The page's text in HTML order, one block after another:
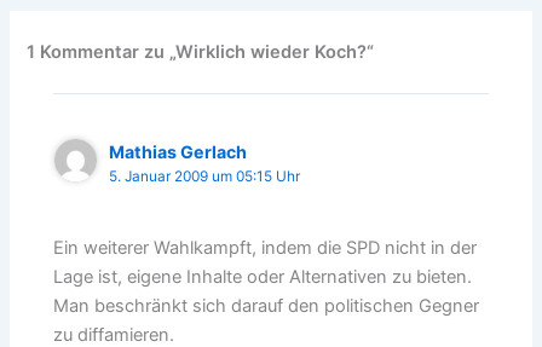
1 Kommentar zu „Wirklich wieder Koch?“
Mathias Gerlach
5. Januar 2009 um 05:15 Uhr
Ein weiterer Wahlkampft, indem die SPD nicht in der
Lage ist, eigene Inhalte oder Alternativen zu bieten.
Man beschränkt sich darauf den politischen Gegner
zu diffamieren.